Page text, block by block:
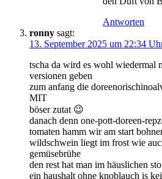
Antworten
ronny sagt:
13. September 2025 um 22:34
tscha da wird es wohl wiedermal
versionen geben
zum anfang die
MIT
böser zutat 😉
danach denn one-pott-doreen-
tomaten hamm wir am start
wildschwein liegt im frost wie
gemüsebrühe
den rest hat man im häuslichen
ein haushalt ohne knoblauch is